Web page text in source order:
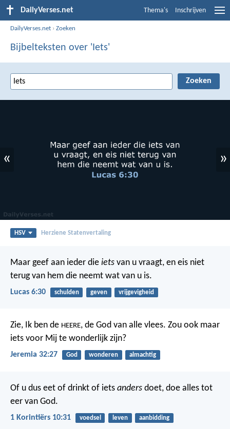
DailyVerses.net Thema's Inschrijven
DailyVerses.net ›Zoeken
Bijbelteksten over 'Iets'
« »
HSV Herziene Statenvertaling
Maar geef aan ieder die iets van u vraagt, en eis niet
terug van hem die neemt wat van u is.
Lucas 6:30 schulden geven vrijgevigheid
Zie, Ik ben de HEERE, de God van alle vlees. Zou ook maar
iets voor Mij te wonderlijk zijn?
Jeremia 32:27 God wonderen almachtig
Of u dus eet of drinkt of iets anders doet, doe alles tot
eer van God.
1 Korintiërs 10:31 voedsel leven aanbidding